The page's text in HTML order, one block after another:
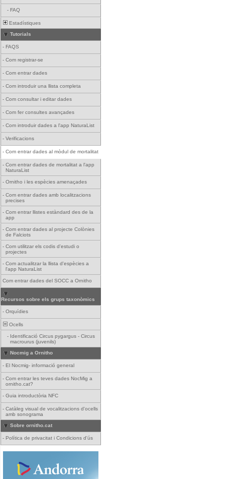
- FAQ
Estadístiques
Tutorials
- FAQS
- Com registrar-se
- Com entrar dades
- Com introduir una llista completa
- Com consultar i editar dades
- Com fer consultes avançades
- Com introduir dades a l'app NaturaList
- Verificacions
- Com entrar dades al mòdul de mortalitat
- Com entrar dades de mortalitat a l'app
NaturaList
- Ornitho i les espècies amenaçades
- Com entrar dades amb localitzacions
precises
- Com entrar llistes estàndard des de la
app
- Com entrar dades al projecte Colònies
de Falciots
- Com utilitzar els codis d'estudi o
projectes
- Com actualitzar la llista d'espècies a
l'app NaturaList
Com entrar dades del SOCC a Ornitho
Recursos sobre els grups taxonòmics
- Orquídies
Ocells
- Identificació Circus pygargus - Circus
macrourus (juvenils)
Nocmig a Ornitho
- El Nocmig- informació general
- Com entrar les teves dades NocMig a
ornitho.cat?
- Guia introductòria NFC
- Catàleg visual de vocalitzacions d'ocells
amb sonograma
Sobre ornitho.cat
- Política de privacitat i Condicions d'ús